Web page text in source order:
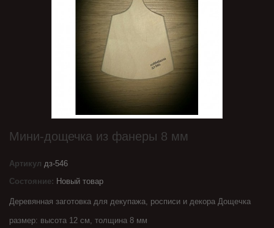
Мини-дощечка из фанеры 8 мм
Артикул дз-546
Состояние: Новый товар
Деревянная заготовка для декупажа, росписи и декора Дощечка
размер: высота 12 см, толщина 8 мм